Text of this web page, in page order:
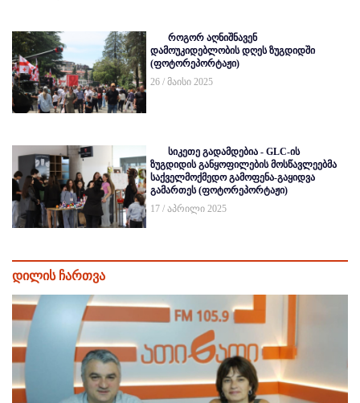
როგორ აღნიშნავენ
დამოუკიდებლობის დღეს ზუგდიდში
(ფოტორეპორტაჟი)
26 / მაისი 2025
სიკეთე გადამდებია - GLC-ის
ზუგდიდის განყოფილების მოსწავლეებმა
საქველმოქმედო გამოფენა-გაყიდვა
გამართეს (ფოტორეპორტაჟი)
17 / აპრილი 2025
დილის ჩართვა